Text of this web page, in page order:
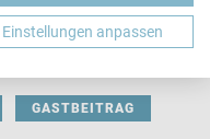
BEWERBUNG
GASTBEITRAG
Einstellungen anpassen